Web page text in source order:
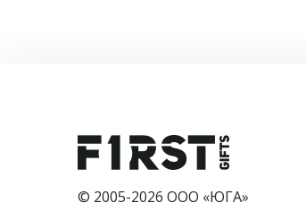
© 2005-2026 ООО «ЮГА»